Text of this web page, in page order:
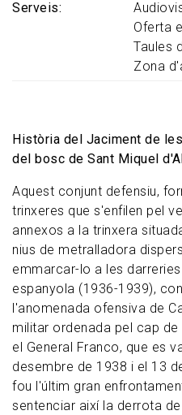
Història del Jaciment de
del bosc de Sant Miquel
Aquest conjunt defensiu,
trinxeres que s'enfilen pel
annexos a la trinxera
nius de metralladora
emmarcar-lo a les darreries
espanyola (1936-1939),
l'anomenada ofensiva de
militar ordenada pel cap
el General Franco, que es
desembre de 1938 i el 13
fou l'últim gran
sentenciar així la derrota
Serveis
Oferta
Taules
Zona